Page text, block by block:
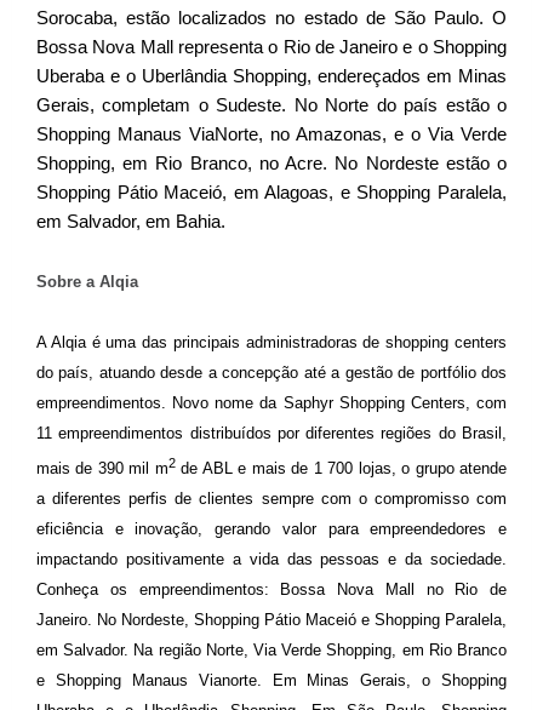
Sorocaba, estão localizados no estado de São Paulo. O
Bossa Nova Mall representa o Rio de Janeiro e o Shopping
Uberaba e o Uberlândia Shopping, endereçados em Minas
Gerais, completam o Sudeste. No Norte do país estão o
Shopping Manaus ViaNorte, no Amazonas, e o Via Verde
Shopping, em Rio Branco, no Acre. No Nordeste estão o
Shopping Pátio Maceió, em Alagoas, e Shopping Paralela,
em Salvador, em Bahia.
Sobre a Alqia
A Alqia é uma das principais administradoras de shopping centers
do país, atuando desde a concepção até a gestão de portfólio dos
empreendimentos. Novo nome da Saphyr Shopping Centers, com
11 empreendimentos distribuídos por diferentes regiões do Brasil,
mais de 390 mil m2de ABL e mais de 1 700 lojas, o grupo atende
a diferentes perfis de clientes sempre com o compromisso com
eficiência e inovação, gerando valor para empreendedores e
impactando positivamente a vida das pessoas e da sociedade.
Conheça os empreendimentos: Bossa Nova Mall no Rio de
Janeiro. No Nordeste, Shopping Pátio Maceió e Shopping Paralela,
em Salvador. Na região Norte, Via Verde Shopping, em Rio Branco
e Shopping Manaus Vianorte. Em Minas Gerais, o Shopping